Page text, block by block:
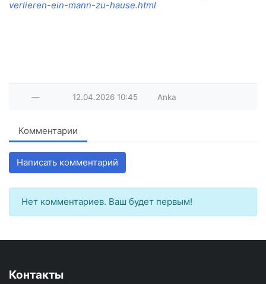
verlieren-ein-mann-zu-hause.html
— 12.04.2026 10:45 Anka
Комментарии
Написать комментарий
Нет комментариев. Ваш будет первым!
Контакты